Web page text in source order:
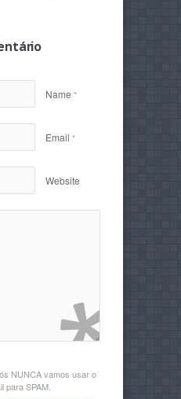
Name *
Email *
Website
NUNCA vamos usar o
para SPAM.